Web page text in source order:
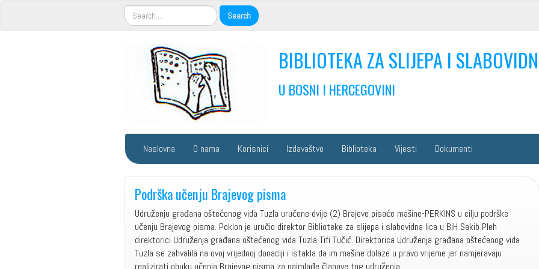
BIBLIOTEKA ZA SLIJEPA I
U BOSNI I HERCEGOVINI
Naslovna O nama Korisnici Izdavaštvo Biblioteka Vijesti Dokumenti
Podrška učenju Brajevog pisma
Udruženju građana oštećenog vida Tuzla uručene dvije (2) Brajeve pisaće mašine-PERKINS u cilju podrške
učenju Brajevog pisma. Poklon je uručio direktor Biblioteke za slijepa i slabovidna lica u BiH Sakib Pleh
direktorici Udruženja građana oštećenog vida Tuzla Tifi Tučić. Direktorica Udruženja građana oštećenog vida
Tuzla se zahvalila na ovoj vrijednoj donaciji i istakla da im mašine dolaze u pravo vrijeme jer namjeravaju
realizirati obuku učenja Brajevog pisma za najmlađe članove tog udruženja.